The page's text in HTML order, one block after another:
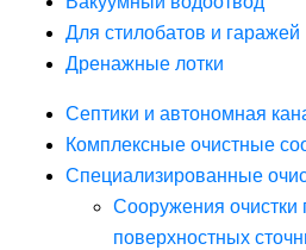
Для стилобатов и гаражей
Дренажные лотки
Септики и автономная
Комплексные очистные
Специализированные
Сооружения очистки
поверхностных